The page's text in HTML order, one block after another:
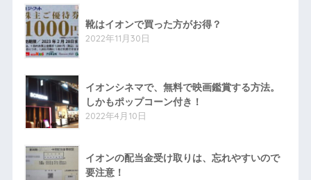
靴はイオンで買った方がお得？
2022年11月30日
イオンシネマで、無料で映画鑑賞する方法。
しかもポップコーン付き！
2022年4月10日
イオンの配当金受け取りは、忘れやすいので
要注意！